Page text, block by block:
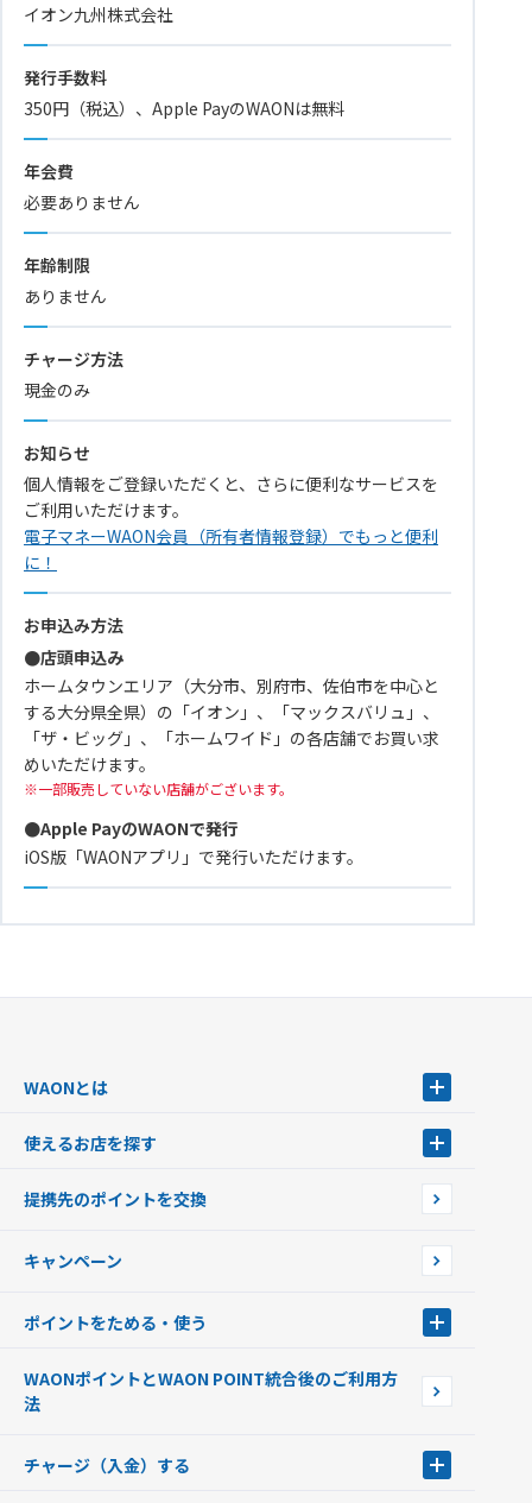
イオン九州株式会社
発行手数料
350円（税込）、Apple PayのWAONは無料
年会費
必要ありません
年齢制限
ありません
チャージ方法
現金のみ
お知らせ
個人情報をご登録いただくと、さらに便利なサービスを
ご利用いただけます。
電子マネーWAON会員（所有者情報登録）でもっと便利
に！
お申込み方法
●店頭申込み
ホームタウンエリア（大分市、別府市、佐伯市を中心と
する大分県全県）の「イオン」、「マックスバリュ」、
「ザ・ビッグ」、「ホームワイド」の各店舗でお買い求
めいただけます。
一部販売していない店舗がございます。
●Apple PayのWAONで発行
iOS版「WAONアプリ」で発行いただけます。
WAONとは
WAONを申込む
インターネット上でのお買い物について（ネット決済）
使えるお店を探す
店舗検索
イオン銀行ATM設置場所
提携先のポイントを交換
キャンペーン
ポイントをためる・使う
ポイントの有効期限について
WAONポイントとWAON POINT統合後のご利用方
法
チャージ（入金）する